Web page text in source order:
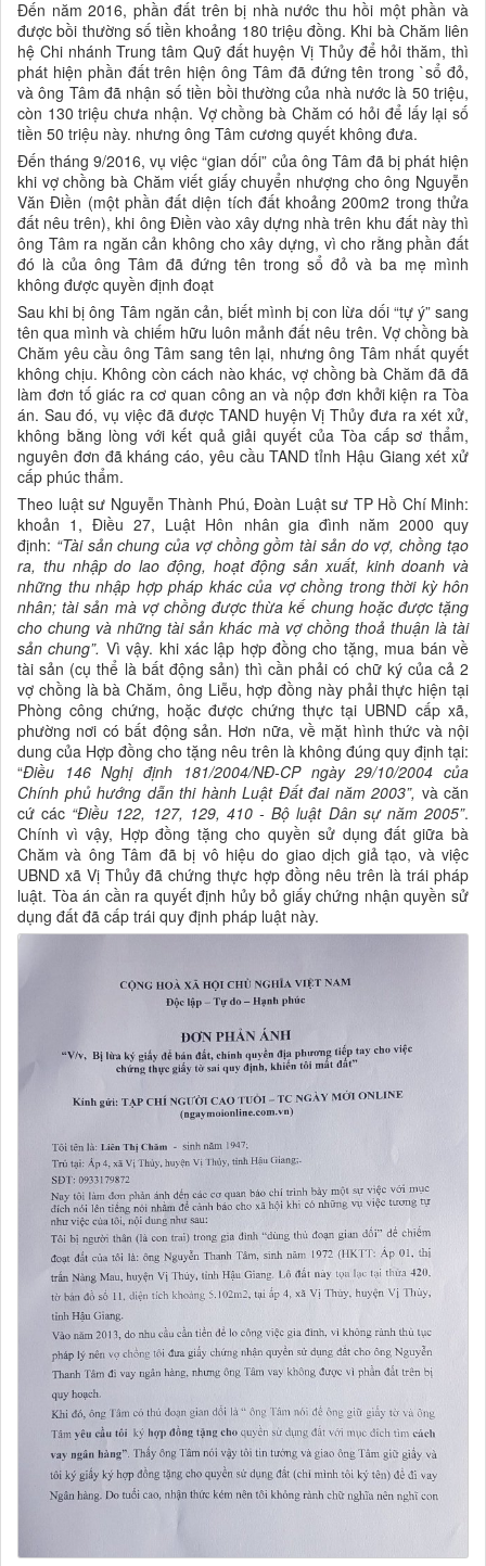
Đến năm 2016, phần đất trên bị nhà nước thu hồi một phần và
được bồi thường số tiền khoảng 180 triệu đồng. Khi bà Chăm liên
hệ Chi nhánh Trung tâm Quỹ đất huyện Vị Thủy để hỏi thăm, thì
phát hiện phần đất trên hiện ông Tâm đã đứng tên trong `sổ đỏ,
và ông Tâm đã nhận số tiền bồi thường của nhà nước là 50 triệu,
còn 130 triệu chưa nhận. Vợ chồng bà Chăm có hỏi để lấy lại số
tiền 50 triệu này. nhưng ông Tâm cương quyết không đưa.
Đến tháng 9/2016, vụ việc “gian dối” của ông Tâm đã bị phát hiện
khi vợ chồng bà Chăm viết giấy chuyển nhượng cho ông Nguyễn
Văn Điền (một phần đất diện tích đất khoảng 200m2 trong thửa
đất nêu trên), khi ông Điền vào xây dựng nhà trên khu đất này thì
ông Tâm ra ngăn cản không cho xây dựng, vì cho rằng phần đất
đó là của ông Tâm đã đứng tên trong sổ đỏ và ba mẹ mình
không được quyền định đoạt
Sau khi bị ông Tâm ngăn cản, biết mình bị con lừa dối “tự ý” sang
tên qua mình và chiếm hữu luôn mảnh đất nêu trên. Vợ chồng bà
Chăm yêu cầu ông Tâm sang tên lại, nhưng ông Tâm nhất quyết
không chịu. Không còn cách nào khác, vợ chồng bà Chăm đã đã
làm đơn tố giác ra cơ quan công an và nộp đơn khởi kiện ra Tòa
án. Sau đó, vụ việc đã được TAND huyện Vị Thủy đưa ra xét xử,
không bằng lòng với kết quả giải quyết của Tòa cấp sơ thẩm,
nguyên đơn đã kháng cáo, yêu cầu TAND tỉnh Hậu Giang xét xử
cấp phúc thẩm.
Theo luật sư Nguyễn Thành Phú, Đoàn Luật sư TP Hồ Chí Minh:
khoản 1, Điều 27, Luật Hôn nhân gia đình năm 2000 quy
định: “Tài sản chung của vợ chồng gồm tài sản do vợ, chồng tạo
ra, thu nhập do lao động, hoạt động sản xuất, kinh doanh và
những thu nhập hợp pháp khác của vợ chồng trong thời kỳ hôn
nhân; tài sản mà vợ chồng được thừa kế chung hoặc được tặng
cho chung và những tài sản khác mà vợ chồng thoả thuận là tài
sản chung”. Vì vậy. khi xác lập hợp đồng cho tặng, mua bán về
tài sản (cụ thể là bất động sản) thì cần phải có chữ ký của cả 2
vợ chồng là bà Chăm, ông Liễu, hợp đồng này phải thực hiện tại
Phòng công chứng, hoặc được chứng thực tại UBND cấp xã,
phường nơi có bất động sản. Hơn nữa, về mặt hình thức và nội
dung của Hợp đồng cho tặng nêu trên là không đúng quy định tại:
“Điều 146 Nghị định 181/2004/NĐ-CP ngày 29/10/2004 của
Chính phủ hướng dẫn thi hành Luật Đất đai năm 2003”, và căn
cứ các “Điều 122, 127, 129, 410 - Bộ luật Dân sự năm 2005”.
Chính vì vậy, Hợp đồng tặng cho quyền sử dụng đất giữa bà
Chăm và ông Tâm đã bị vô hiệu do giao dịch giả tạo, và việc
UBND xã Vị Thủy đã chứng thực hợp đồng nêu trên là trái pháp
luật. Tòa án cần ra quyết định hủy bỏ giấy chứng nhận quyền sử
dụng đất đã cấp trái quy định pháp luật này.